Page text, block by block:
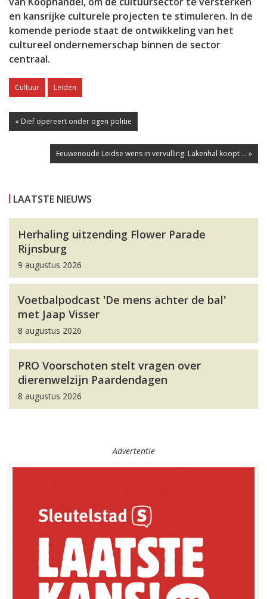
en kansrijke culturele projecten te stimuleren. In de
komende periode staat de ontwikkeling van het
cultureel ondernemerschap binnen de sector
centraal.
Cultuur Leiden
« Dief opereert onder ogen politie
Eeuwenoude Leidse wens in vervulling: Lakenhal koopt ... »
LAATSTE NIEUWS
Herhaling uitzending Flower Parade
Rijnsburg
9 augustus 2026
Voetbalpodcast 'De mens achter de bal'
met Jaap Visser
8 augustus 2026
PRO Voorschoten stelt vragen over
dierenwelzijn Paardendagen
8 augustus 2026
Advertentie